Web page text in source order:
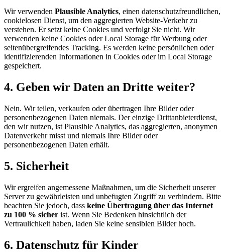
Wir verwenden Plausible Analytics, einen datenschutzfreundlichen,
cookielosen Dienst, um den aggregierten Website-Verkehr zu
verstehen. Er setzt keine Cookies und verfolgt Sie nicht. Wir
verwenden keine Cookies oder Local Storage für Werbung oder
seitenübergreifendes Tracking. Es werden keine persönlichen oder
identifizierenden Informationen in Cookies oder im Local Storage
gespeichert.
4. Geben wir Daten an Dritte weiter?
Nein. Wir teilen, verkaufen oder übertragen Ihre Bilder oder
personenbezogenen Daten niemals. Der einzige Drittanbieterdienst,
den wir nutzen, ist Plausible Analytics, das aggregierten, anonymen
Datenverkehr misst und niemals Ihre Bilder oder
personenbezogenen Daten erhält.
5. Sicherheit
Wir ergreifen angemessene Maßnahmen, um die Sicherheit unserer
Server zu gewährleisten und unbefugten Zugriff zu verhindern. Bitte
beachten Sie jedoch, dass keine Übertragung über das Internet
zu 100 % sicher ist. Wenn Sie Bedenken hinsichtlich der
Vertraulichkeit haben, laden Sie keine sensiblen Bilder hoch.
6. Datenschutz für Kinder